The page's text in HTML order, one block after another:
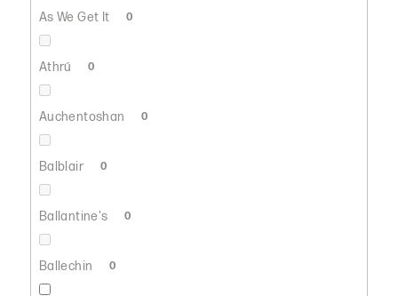
As We Get It 0
Athrú 0
Auchentoshan 0
Balblair 0
Ballantine's 0
Ballechin 0